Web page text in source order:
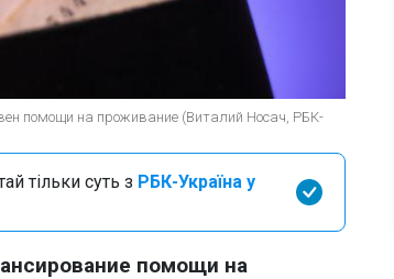
помощи на проживание (Виталий Носач, РБК-
тільки суть з РБК-Україна у
помощи на